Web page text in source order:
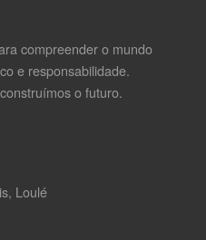
compreender o mundo
e responsabilidade.
o futuro.
Loulé